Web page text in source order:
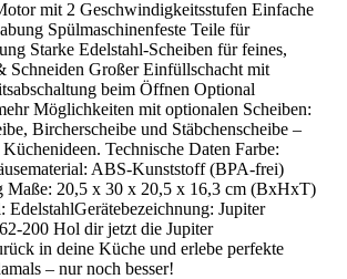
mit 2 Geschwindigkeitsstufen Einfache
Spülmaschinenfeste Teile für
Starke Edelstahl-Scheiben für feines,
Schneiden Großer Einfüllschacht mit
beim Öffnen Optional
Möglichkeiten mit optionalen Scheiben:
Bircherscheibe und Stäbchenscheibe –
Technische Daten Farbe:
ABS-Kunststoff (BPA-frei)
Maße: 20,5 x 30 x 20,5 x 16,3 cm (BxHxT)
EdelstahlGerätebezeichnung: Jupiter
200 Hol dir jetzt die Jupiter
in deine Küche und erlebe perfekte
– nur noch besser!